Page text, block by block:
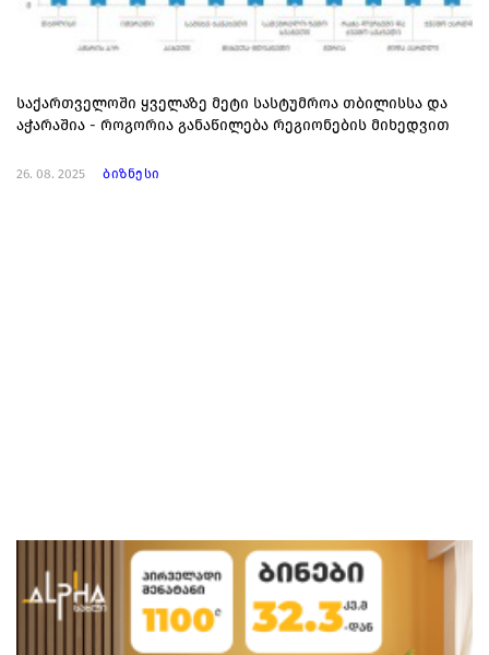
საქართველოში ყველაზე მეტი სასტუმროა თბილისსა და
აჭარაშია - როგორია განაწილება რეგიონების მიხედვით
26. 08. 2025 ბიზნესი